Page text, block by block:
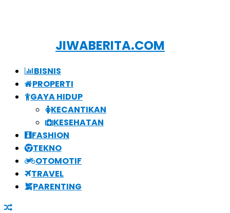
JIWABERITA.COM
BISNIS
PROPERTI
GAYA HIDUP
KECANTIKAN
KESEHATAN
FASHION
TEKNO
OTOMOTIF
TRAVEL
PARENTING